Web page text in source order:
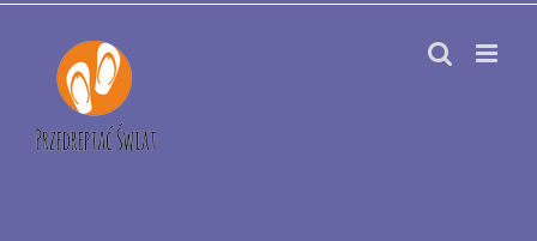
Przejdź
zawartości